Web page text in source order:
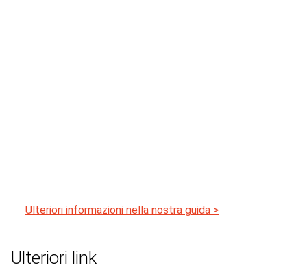
Ulteriori informazioni nella nostra guida >
Ulteriori link